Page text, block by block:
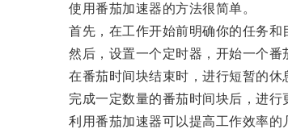
使用番茄加速器的方法很简单。
首先，在工作开始前明确你的任务和
然后，设置一个定时器，开始一个番
在番茄时间块结束时，进行短暂的休
完成一定数量的番茄时间块后，进行
利用番茄加速器可以提高工作效率的